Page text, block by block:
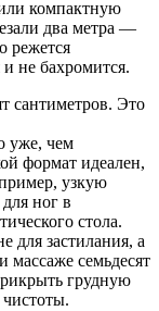
компактную
два метра —
режется
не бахромится.
сантиметров. Это
уже, чем
формат идеален,
узкую
ног в
стола.
для застилания, а
массаже семьдесят
грудную